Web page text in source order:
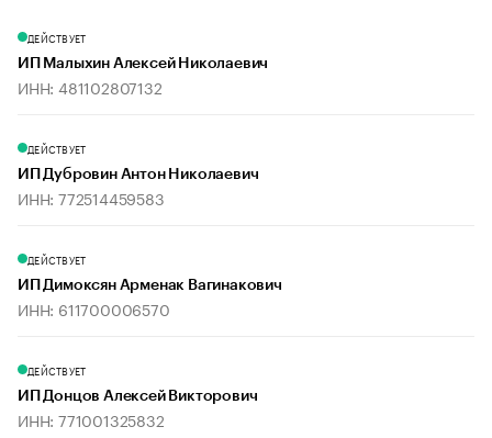
ДЕЙСТВУЕТ
ИП Малыхин Алексей Николаевич
ИНН: 481102807132
ДЕЙСТВУЕТ
ИП Дубровин Антон Николаевич
ИНН: 772514459583
ДЕЙСТВУЕТ
ИП Димоксян Арменак Вагинакович
ИНН: 611700006570
ДЕЙСТВУЕТ
ИП Донцов Алексей Викторович
ИНН: 771001325832